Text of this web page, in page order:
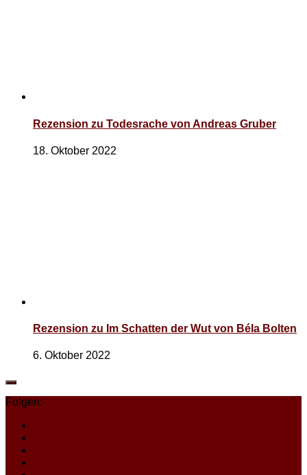
Rezension zu Todesrache von Andreas Gruber
18. Oktober 2022
Rezension zu Im Schatten der Wut von Béla Bolten
6. Oktober 2022
Folgen: